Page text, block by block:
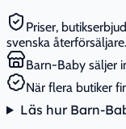
Priser,
svenska återförsäljare.
Barn-Baby säljer
När flera butiker
Läs hur Barn-